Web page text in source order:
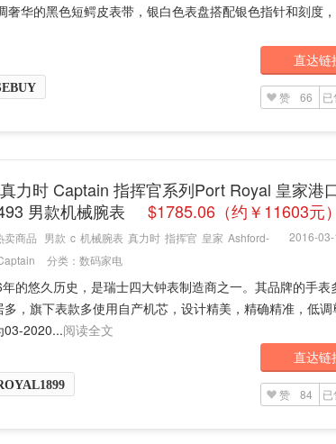
奢华的黑色短鳄皮表带，银白色表盘搭配银色指针和刻度
直达链
赞 66 已
力时 Captain 指挥官系列Port Royal 皇家港
男款机械腕表
$1785.06（约￥11603元）
2016-
卖商品 男款 c 机械腕表 真力时 指挥官 皇家 Ashford-
分类： 数码家电
的悠久历史，是瑞士四大钟表制造商之一。其品牌的手表
，旗下表款多使用自产机芯，设计精美，精确精准，低调
03-2020...阅读全文
直达链
赞 84 已